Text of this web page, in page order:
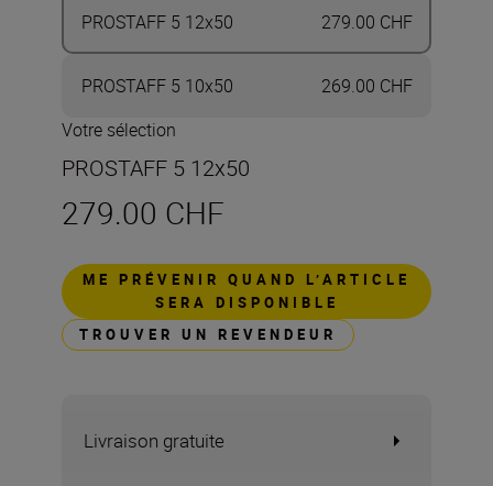
PROSTAFF 5 12x50 279.00 CHF
PROSTAFF 5 10x50
269.00 CHF
Votre sélection
PROSTAFF 5 12x50
279.00 CHF
ME PRÉVENIR QUAND L’ARTICLE
SERA DISPONIBLE
TROUVER UN REVENDEUR
Livraison gratuite